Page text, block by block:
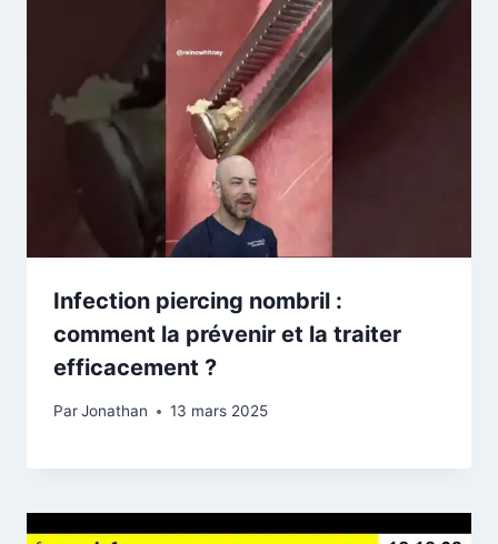
Infection piercing nombril :
comment la prévenir et la traiter
efficacement ?
ParJonathan 13 mars 2025